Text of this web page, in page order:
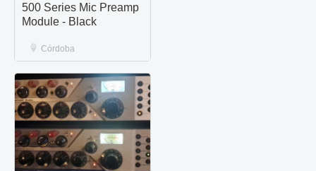
500 Series Mic Preamp
Module - Black
Córdoba